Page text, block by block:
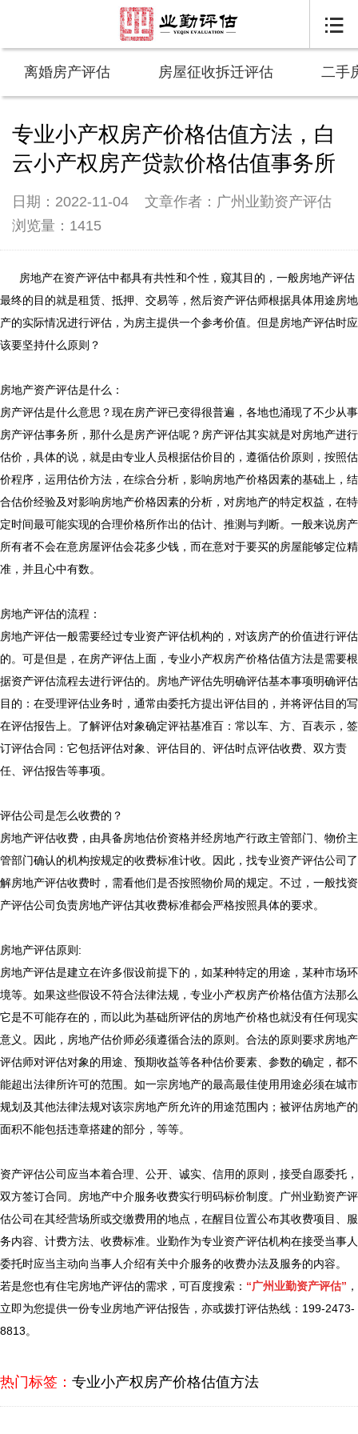

离婚房产评估 房屋征收拆迁评估 二手
专业小产权房产价格估值方法，白
云小产权房产贷款价格估值事务所
日期：2022-11-04
文章作者：广州业勤资产评估
浏览量：1415
房地产在资产评估中都具有共性和个性，窥其目的，一般房地产评估
最终的目的就是租赁、抵押、交易等，然后资产评估师根据具体用途房地
产的实际情况进行评估，为房主提供一个参考价值。但是房地产评估时应
该要坚持什么原则？
房地产资产评估是什么：
房产评估是什么意思？现在房产评已变得很普遍，各地也涌现了不少从事
房产评估事务所，那什么是房产评估呢？房产评估其实就是对房地产进行
估价，具体的说，就是由专业人员根据估价目的，遵循估价原则，按照估
价程序，运用估价方法，在综合分析，影响房地产价格因素的基础上，结
合估价经验及对影响房地产价格因素的分析，对房地产的特定权益，在特
定时间最可能实现的合理价格所作出的估计、推测与判断。一般来说房产
所有者不会在意房屋评估会花多少钱，而在意对于要买的房屋能够定位精
准，并且心中有数。
房地产评估的流程：
房地产评估一般需要经过专业资产评估机构的，对该房产的价值进行评估
的。可是但是，在房产评估上面， 专业小产权房产价格估值方法是需要根
据资产评估流程去进行评估的。房地产评估先明确评估基本事项明确评估
目的：在受理评估业务时，通常由委托方提出评估目的，并将评估目的写
在评估报告上。了解评估对象确定评祜基准百：常以车、方、百表示，签
订评估合同：它包括评估对象、评估目的、评估时点评估收费、双方责
任、评估报告等事项。
评估公司是怎么收费的？
房地产评估收费，由具备房地估价资格并经房地产行政主管部门、物价主
管部门确认的机构按规定的收费标准计收。因此，找专业资产评估公司了
解房地产评估收费时，需看他们是否按照物价局的规定。不过，一般找资
产评估公司负责房地产评估其收费标准都会严格按照具体的要求。
房地产评估原则:
房地产评估是建立在许多假设前提下的，如某种特定的用途，某种市场环
境等。如果这些假设不符合法律法规， 专业小产权房产价格估值方法那么
它是不可能存在的，而以此为基础所评估的房地产价格也就没有任何现实
意义。因此，房地产估价师必须遵循合法的原则。合法的原则要求房地产
评估师对评估对象的用途、预期收益等各种估价要素、参数的确定，都不
能超出法律所许可的范围。如一宗房地产的最高最佳使用用途必须在城市
规划及其他法律法规对该宗房地产所允许的用途范围内；被评估房地产的
面积不能包括违章搭建的部分，等等。
资产评估公司应当本着合理、公开、诚实、信用的原则，接受自愿委托，
双方签订合同。房地产中介服务收费实行明码标价制度。广州业勤资产评
估公司在其经营场所或交缴费用的地点，在醒目位置公布其收费项目、服
务内容、计费方法、收费标准。业勤作为专业资产评估机构在接受当事人
委托时应当主动向当事人介绍有关中介服务的收费办法及服务的内容。
若是您也有住宅房地产评估的需求，可百度搜索： “广州业勤资产评估” ，
立即为您提供一份专业房地产评估报告，亦或拨打评估热线：199-2473-
8813。
热门标签： 专业小产权房产价格估值方法